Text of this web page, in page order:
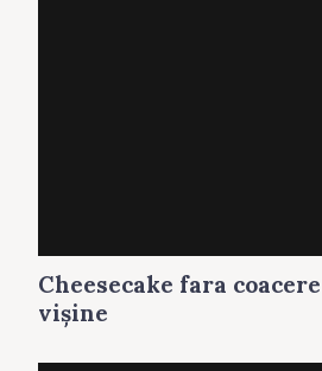
Cheesecake fara
vişine